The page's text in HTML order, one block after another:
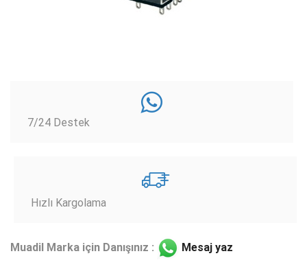
7/24 Destek
Hızlı Kargolama
Muadil Marka için Danışınız : Mesaj yaz